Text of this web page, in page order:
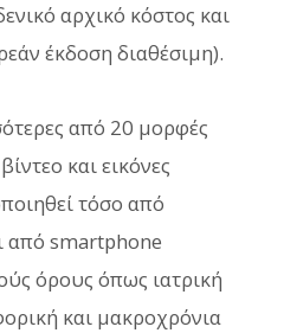
αρχικό κόστος και
έκδοση διαθέσιμη).
από 20 μορφές
και εικόνες
τόσο από
από smartphone
όρους όπως ιατρική
και μακροχρόνια